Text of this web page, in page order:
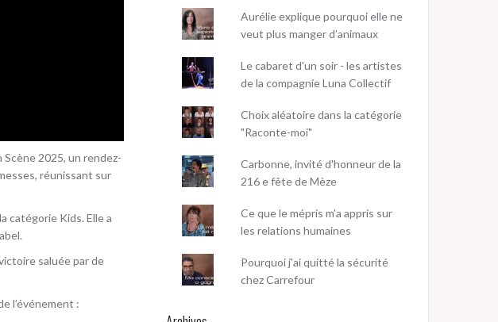
2025, un rendez-
réunissant sur
catégorie Kids. Elle a
saluée par de
l’événement :
Aurélie explique pourquoi elle ne
veut plus manger d’animaux
Le cabaret d'un soir - les artistes
de la compagnie Luna Collectif
Choix aléatoire dans la catégorie
"Raconte-moi"
Carbonne, invité d'honneur de la
216 e fête de Mèze
Ce que le mépris m’a appris sur
les relations humaines
Pourquoi j'ai quitté la sécurité
chez Carrefour